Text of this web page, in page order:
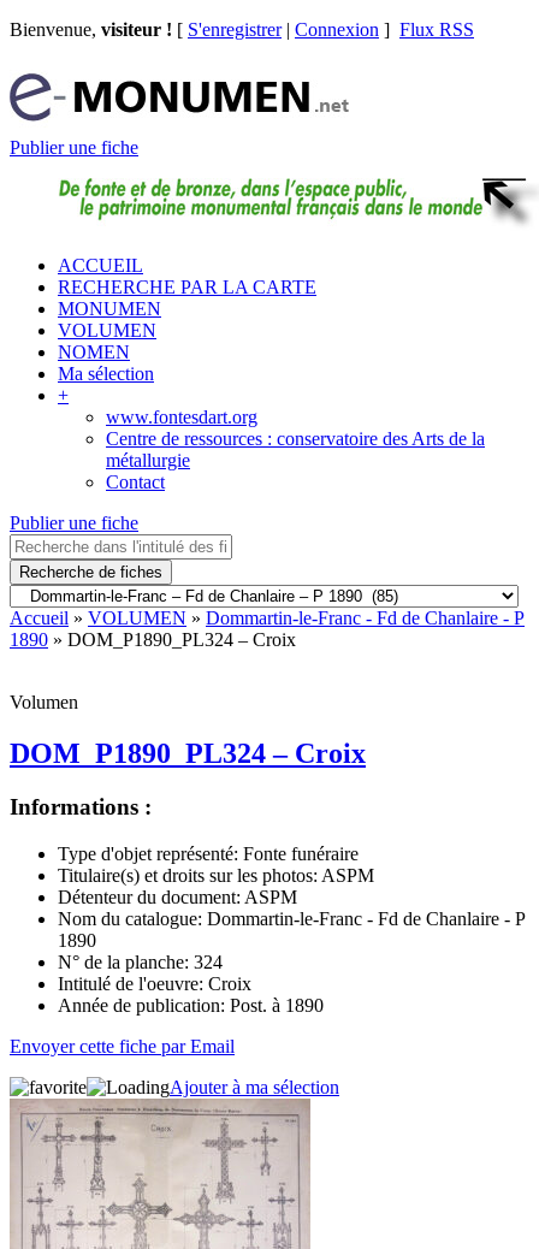
Bienvenue, visiteur ! [ S'enregistrer| Connexion ] Flux RSS
Publier une fiche
ACCUEIL
RECHERCHE PAR LA CARTE
MONUMEN
VOLUMEN
NOMEN
Ma sélection
+
www.fontesdart.org
Centre de ressources : conservatoire des Arts de la
métallurgie
Contact
Publier une fiche
Recherche de fiches
Accueil » VOLUMEN » Dommartin-le-Franc - Fd de Chanlaire - P
1890 » DOM_P1890_PL324 – Croix
Volumen
DOM_P1890_PL324 – Croix
Informations :
Type d'objet représenté: Fonte funéraire
Titulaire(s) et droits sur les photos: ASPM
Détenteur du document: ASPM
Nom du catalogue: Dommartin-le-Franc - Fd de Chanlaire - P
1890
N° de la planche: 324
Intitulé de l'oeuvre: Croix
Année de publication: Post. à 1890
Envoyer cette fiche par Email
Ajouter à ma sélection